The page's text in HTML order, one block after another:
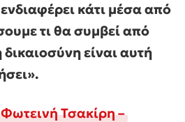
κάτι μέσα από
τι θα συμβεί από
είναι αυτή
Φωτεινή Τσακίρη –